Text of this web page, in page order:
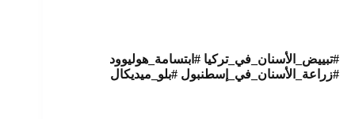
#تبييض_الأسنان_في_تركيا #ابتسامة_هوليوود
#زراعة_الأسنان_في_إسطنبول #بلو_ميديكال